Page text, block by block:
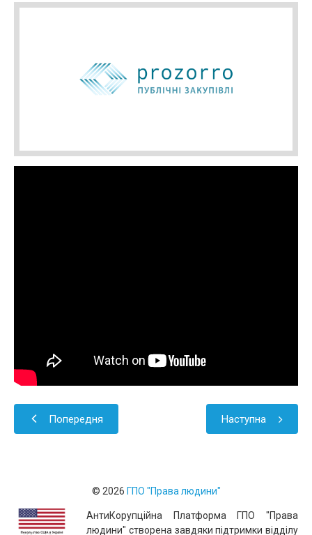
Попередня Наступна
© 2026 ГПО "Права людини"
АнтиКорупційна Платформа ГПО "Права
людини" створенa завдяки підтримки відділу